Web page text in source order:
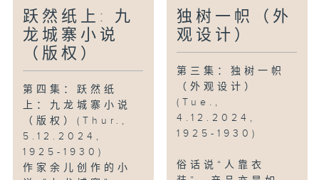
跃然纸上: 九
龙城寨小说
（版权）
第四集：跃然纸
上：九龙城寨小说
（版权）(Thur.,
5.12.2024,
1925-1930)
作家余儿创作的小
独树一帜（外
观设计）
第三集：独树一帜
（外观设计）
(Tue.,
4.12.2024,
1925-1930)
俗话说“人靠衣